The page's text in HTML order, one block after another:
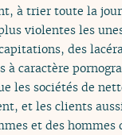
à trier toute la
violentes les
des
à caractère
les sociétés de
et les clients
et des hommes